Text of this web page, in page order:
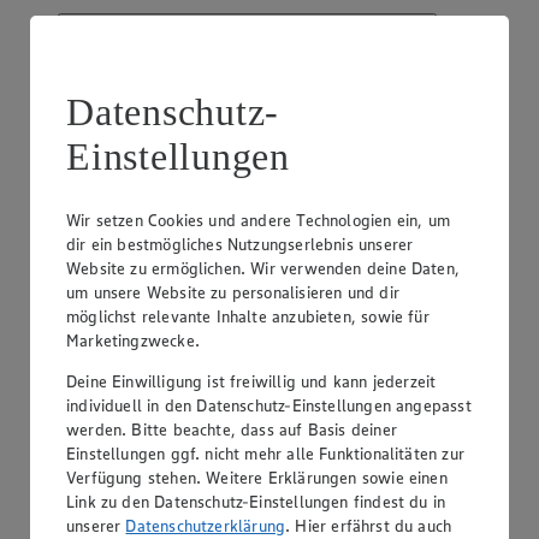
EDEKA Moex
Platz des Friedens 10, 06792 Sandersdorf-Brehna
AnzeigenSchließen
Platz des Friedens 10, 06792 Sandersdorf-Brehna
Route
Geschlossen · Öffnet am 10. August um 06:55 Uhr
Öffnungszeiten anzeigen
Beratung & Sortiment anzeigen
Beratung & Sortiment anzeigen
Datenschutz-
Einstellungen
Wir setzen Cookies und andere Technologien ein, um
dir ein bestmögliches Nutzungserlebnis unserer
Website zu ermöglichen. Wir verwenden deine Daten,
um unsere Website zu personalisieren und dir
möglichst relevante Inhalte anzubieten, sowie für
Marketingzwecke.
Deine Einwilligung ist freiwillig und kann jederzeit
individuell in den Datenschutz-Einstellungen angepasst
werden. Bitte beachte, dass auf Basis deiner
Einstellungen ggf. nicht mehr alle Funktionalitäten zur
Verfügung stehen. Weitere Erklärungen sowie einen
Link zu den Datenschutz-Einstellungen findest du in
unserer Datenschutzerklärung. Hier erfährst du auch